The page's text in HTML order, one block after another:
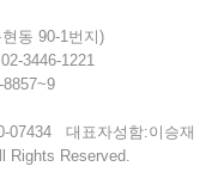
동 90-1번지)
3446-1221
07434 대표자성함:이승재
Rights Reserved.